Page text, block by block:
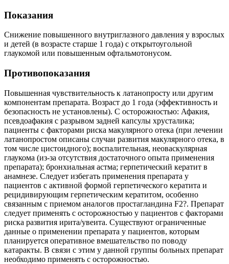
Показания
Снижение повышенного внутриглазного давления у взрослых
и детей (в возрасте старше 1 года) с открытоугольной
глаукомой или повышенным офтальмотонусом.
Противопоказания
Повышенная чувствительность к латанопросту или другим
компонентам препарата. Возраст до 1 года (эффективность и
безопасность не установлены). С осторожностью: Афакия,
псевдоафакия с разрывом задней капсулы хрусталика;
пациенты с факторами риска макулярного отека (при лечении
латанопростом описаны случаи развития макулярного отека, в
том числе цистоидного); воспалительная, неоваскулярная
глаукома (из-за отсутствия достаточного опыта применения
препарата); бронхиальная астма; герпетический кератит в
анамнезе. Следует избегать применения препарата у
пациентов с активной формой герпетического кератита и
рецидивирующим герпетическим кератитом, особенно
связанным с приемом аналогов простагландина F2?. Препарат
следует применять с осторожностью у пациентов с факторами
риска развития ирита/увеита. Существуют ограниченные
данные о применении препарата у пациентов, которым
планируется оперативное вмешательство по поводу
катаракты. В связи с этим у данной группы больных препарат
необходимо применять с осторожностью.